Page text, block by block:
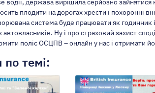
МІСТО РЕЄСТРАЦІЇ ВЛАСНИКА
Київ
Авто на єврономерах
Є ліцензія таксі
водії, держава вирішила серйозно
плодити на дорогах хрести і похоронні
система буде працювати як годинник
Ну і про страховий захист
поліс ОСЦПВ – онлайн у нас і отримати
темі: